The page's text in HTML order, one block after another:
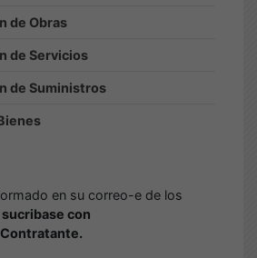
de Obras
de Servicios
de Suministros
en su correo-e de los
sucribase con